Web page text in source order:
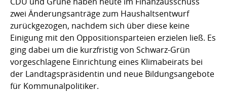
zwei Änderungsanträge zum Haushaltsentwurf
zurückgezogen, nachdem sich über diese keine
Einigung mit den Oppositionsparteien erzielen ließ. Es
ging dabei um die kurzfristig von Schwarz-Grün
vorgeschlagene Einrichtung eines Klimabeirats bei
der Landtagspräsidentin und neue Bildungsangebote
für Kommunalpolitiker.